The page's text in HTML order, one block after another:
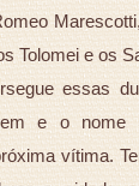
Tolomei e os
essas
e o nome
vítima.